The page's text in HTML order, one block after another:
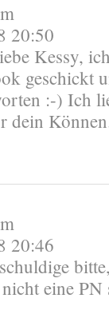
20:50
Kessy,
geschickt
:-) Ich
dein
20:46
eine PN